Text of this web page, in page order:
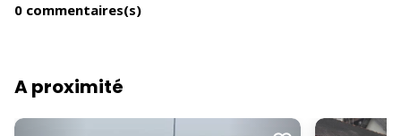
0 commentaires(s)
A proximité